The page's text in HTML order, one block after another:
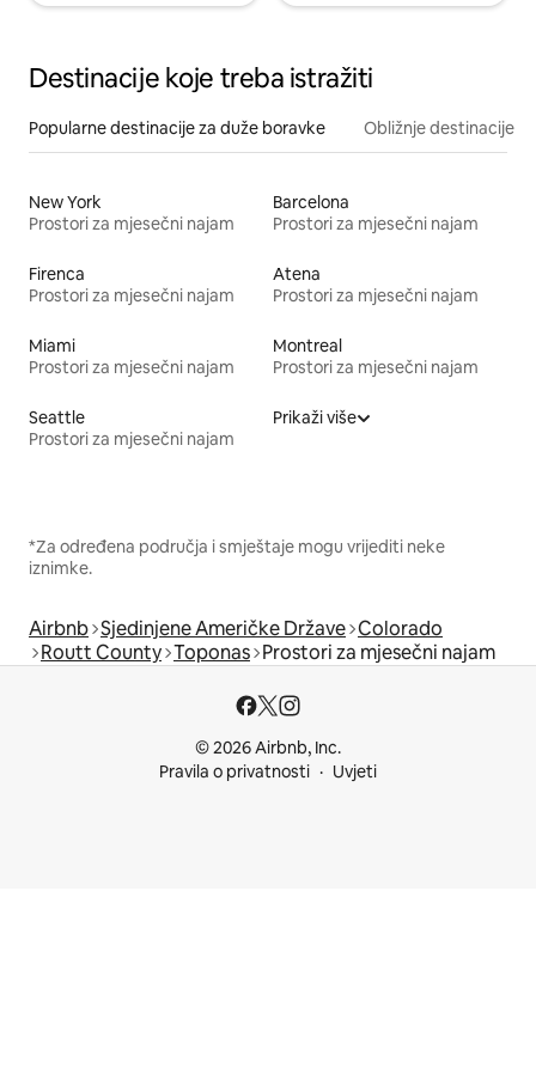
Destinacije koje treba istražiti
Popularne destinacije za duže boravke Obližnje destinacije
New York
Prostori za mjesečni najam
Barcelona
Prostori za mjesečni najam
Firenca
Prostori za mjesečni najam
Atena
Prostori za mjesečni najam
Miami
Prostori za mjesečni najam
Montreal
Prostori za mjesečni najam
Seattle
Prostori za mjesečni najam
Prikaži više
*Za određena područja i smještaje mogu vrijediti neke
iznimke.
Airbnb Sjedinjene Američke Države Colorado
Routt County Toponas Prostori za mjesečni najam
© 2026 Airbnb, Inc.
Pravila o privatnosti
Uvjeti